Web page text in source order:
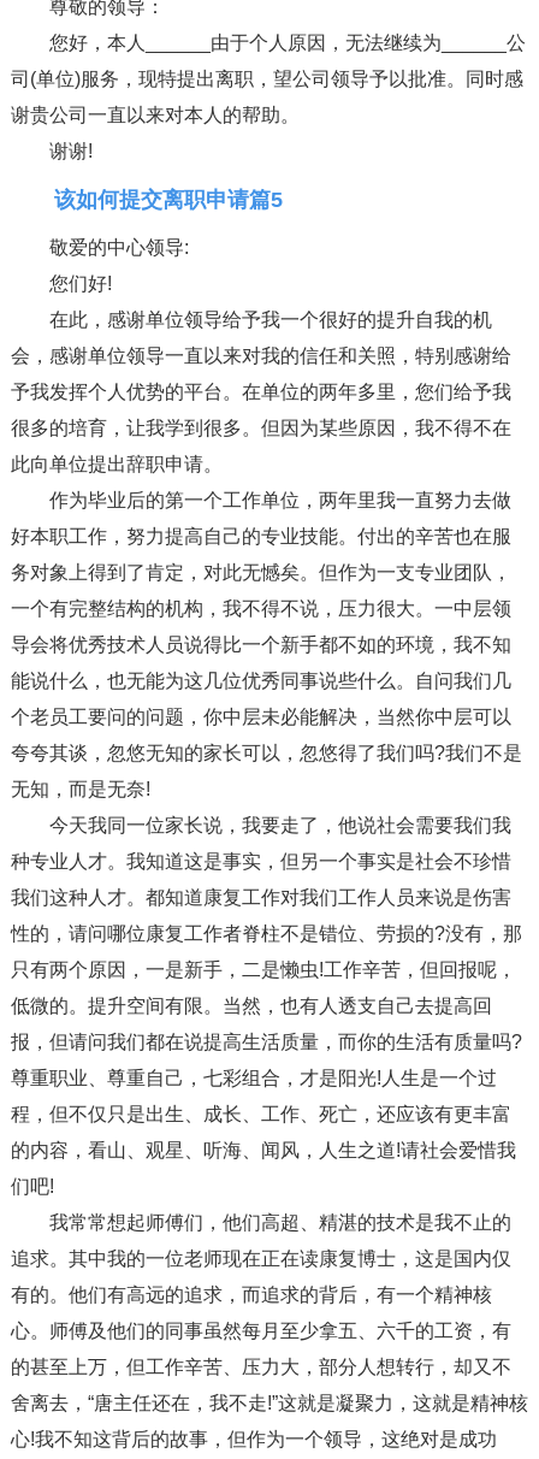
尊敬的领导：
您好，本人______由于个人原因，无法继续为______公
司(单位)服务，现特提出离职，望公司领导予以批准。同时感
谢贵公司一直以来对本人的帮助。
谢谢!
该如何提交离职申请篇5
敬爱的中心领导:
您们好!
在此，感谢单位领导给予我一个很好的提升自我的机
会，感谢单位领导一直以来对我的信任和关照，特别感谢给
予我发挥个人优势的平台。在单位的两年多里，您们给予我
很多的培育，让我学到很多。但因为某些原因，我不得不在
此向单位提出辞职申请。
作为毕业后的第一个工作单位，两年里我一直努力去做
好本职工作，努力提高自己的专业技能。付出的辛苦也在服
务对象上得到了肯定，对此无憾矣。但作为一支专业团队，
一个有完整结构的机构，我不得不说，压力很大。一中层领
导会将优秀技术人员说得比一个新手都不如的环境，我不知
能说什么，也无能为这几位优秀同事说些什么。自问我们几
个老员工要问的问题，你中层未必能解决，当然你中层可以
夸夸其谈，忽悠无知的家长可以，忽悠得了我们吗?我们不是
无知，而是无奈!
今天我同一位家长说，我要走了，他说社会需要我们我
种专业人才。我知道这是事实，但另一个事实是社会不珍惜
我们这种人才。都知道康复工作对我们工作人员来说是伤害
性的，请问哪位康复工作者脊柱不是错位、劳损的?没有，那
只有两个原因，一是新手，二是懒虫!工作辛苦，但回报呢，
低微的。提升空间有限。当然，也有人透支自己去提高回
报，但请问我们都在说提高生活质量，而你的生活有质量吗?
尊重职业、尊重自己，七彩组合，才是阳光!人生是一个过
程，但不仅只是出生、成长、工作、死亡，还应该有更丰富
的内容，看山、观星、听海、闻风，人生之道!请社会爱惜我
们吧!
我常常想起师傅们，他们高超、精湛的技术是我不止的
追求。其中我的一位老师现在正在读康复博士，这是国内仅
有的。他们有高远的追求，而追求的背后，有一个精神核
心。师傅及他们的同事虽然每月至少拿五、六千的工资，有
的甚至上万，但工作辛苦、压力大，部分人想转行，却又不
舍离去，“唐主任还在，我不走!”这就是凝聚力，这就是精神核
心!我不知这背后的故事，但作为一个领导，这绝对是成功